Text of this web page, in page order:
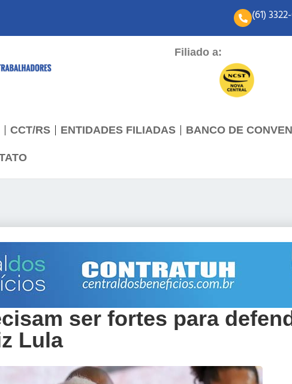
(61)
Filiado a:
CCT/RS ENTIDADES FILIADAS BANCO DE
ser fortes para
Lula